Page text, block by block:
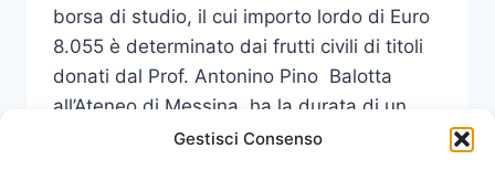
Gestisci Consenso
borsa di studio, il cui importo lordo di Euro
8.055 è determinato dai frutti civili di titoli
donati dal Prof. Antonino Pino Balotta
all’Ateneo di Messina, ha la durata di un